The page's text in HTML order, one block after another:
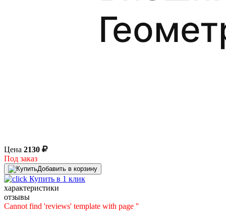
Цена 2130
Под заказ
Добавить в корзину
Купить в 1 клик
характеристики
отзывы
Cannot find 'reviews' template with page ''